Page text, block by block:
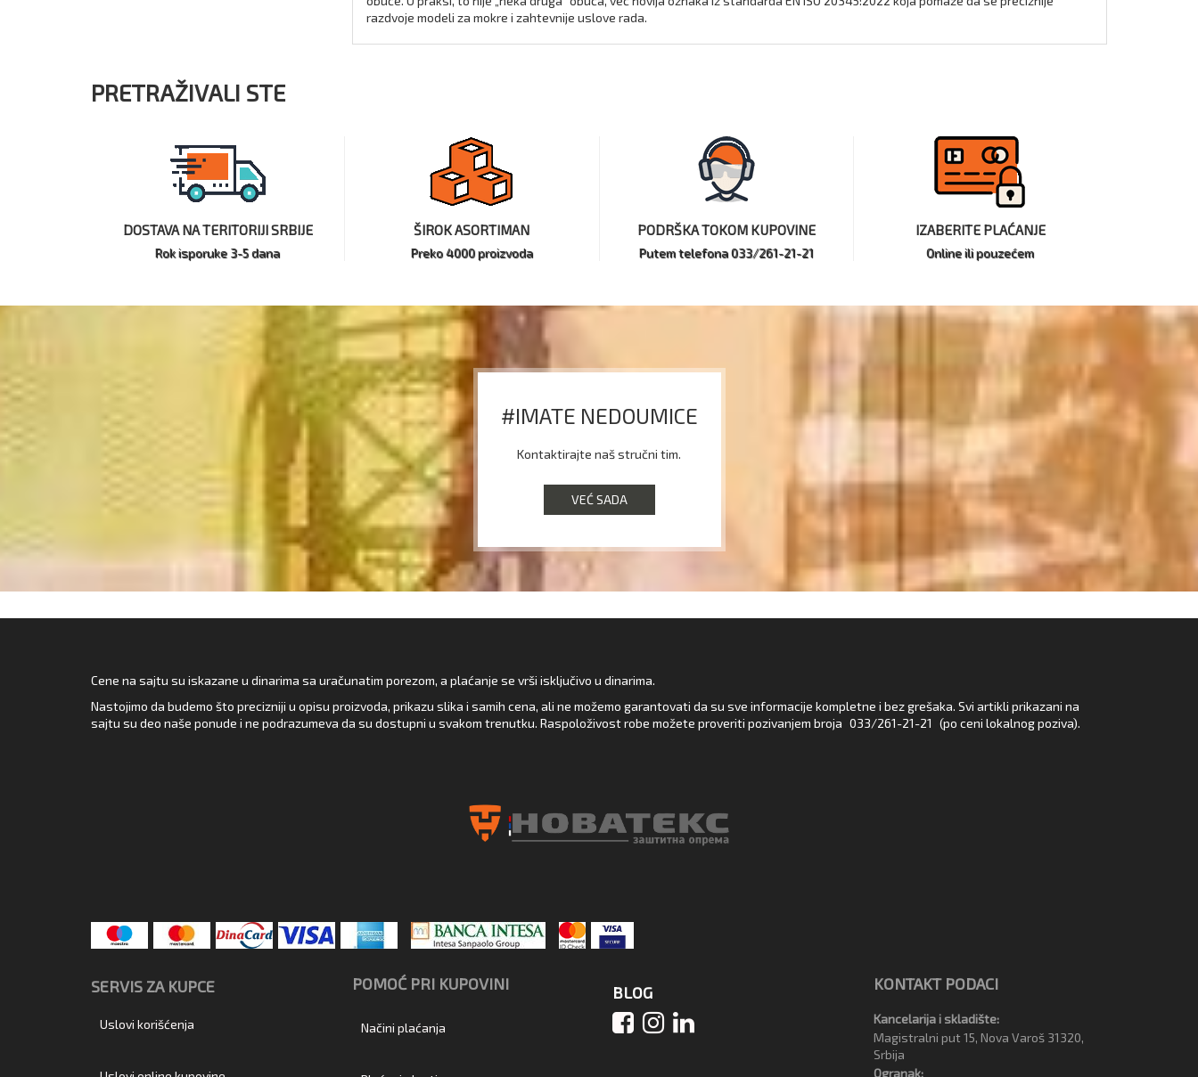
razdvoje modeli za mokre i zahtevnije uslove rada.
PRETRAŽIVALI STE
DOSTAVA NA TERITORIJI SRBIJE
Rok isporuke 3-5 dana
ŠIROK ASORTIMAN
Preko 4000 proizvoda
PODRŠKA TOKOM KUPOVINE
Putem telefona 033/261-21-21
IZABERITE PLAĆANJE
Online ili pouzećem
#IMATE NEDOUMICE
Kontaktirajte naš stručni tim.
VEĆ SADA
Cene na sajtu su iskazane u dinarima sa uračunatim porezom, a plaćanje se vrši isključivo u dinarima.
Nastojimo da budemo što precizniji u opisu proizvoda, prikazu slika i samih cena, ali ne možemo garantovati da su sve informacije kompletne i bez grešaka. Svi artikli prikazani na
sajtu su deo naše ponude i ne podrazumeva da su dostupni u svakom trenutku. Raspoloživost robe možete proveriti pozivanjem broja 033/261-21-21 (po ceni lokalnog poziva).
SERVIS ZA KUPCE
Uslovi korišćenja
POMOĆ PRI KUPOVINI
Načini plaćanja
BLOG KONTAKT PODACI
Kancelarija i skladište:
Magistralni put 15, Nova Varoš 31320,
Srbija
Ogranak: